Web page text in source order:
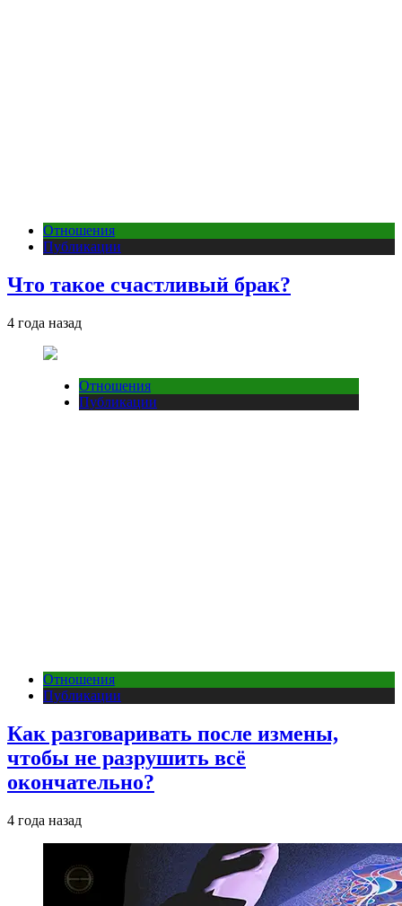
Отношения
Публикации
Что такое счастливый брак?
4 года назад
Отношения
Публикации
Отношения
Публикации
Как разговаривать после измены,
чтобы не разрушить всё
окончательно?
4 года назад